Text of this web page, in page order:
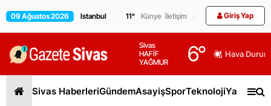
09 Ağustos 2026 11° Künye İletişim Giriş Yap
Sivas
HAFİF
YAĞMUR
6° Hava
Sivas HaberleriGündemAsayişSporTeknolojiYaşam